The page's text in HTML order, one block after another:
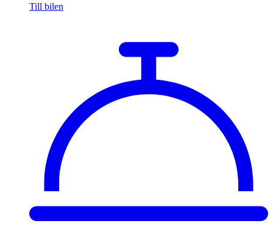
Till bilen